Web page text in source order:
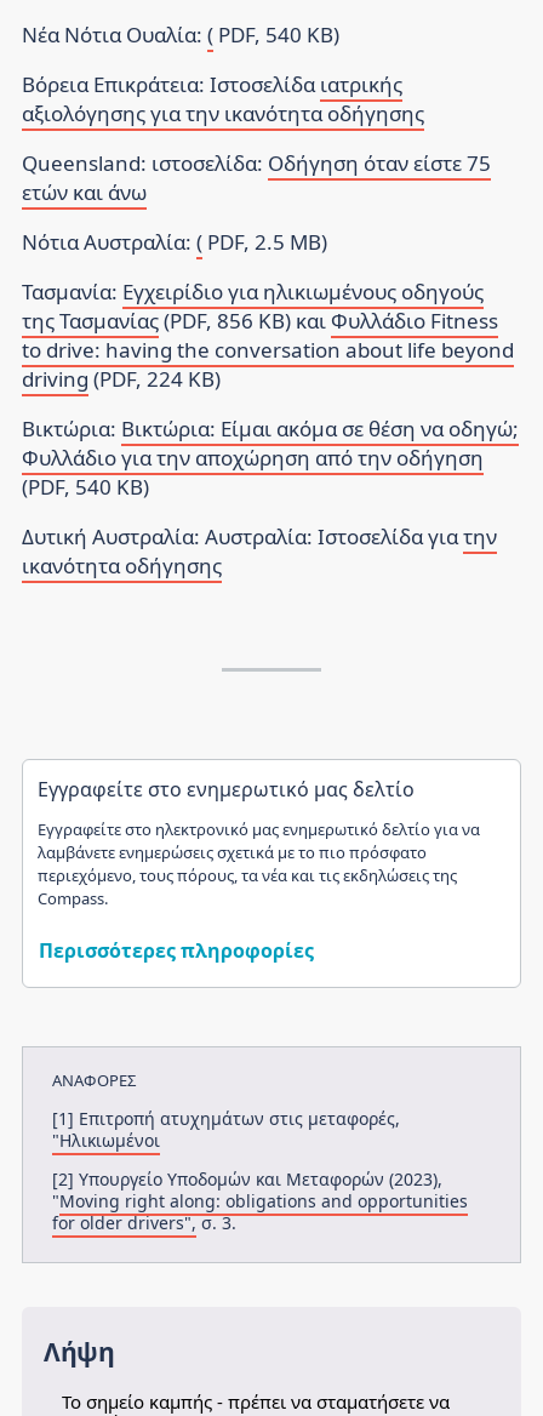
Νέα Νότια Ουαλία: ( PDF, 540 KB)
Βόρεια Επικράτεια: Ιστοσελίδαιατρικής
αξιολόγησης για την ικανότητα οδήγησης
Queensland: ιστοσελίδα: Οδήγηση όταν είστε 75
ετών και άνω
Νότια Αυστραλία: ( PDF, 2.5 MB)
Τασμανία: Εγχειρίδιο για ηλικιωμένους οδηγούς
της Τασμανίας(PDF, 856 KB) καιΦυλλάδιο Fitness
to drive: having the conversation about life beyond
driving (PDF, 224 KB)
Βικτώρια: Βικτώρια: Είμαι ακόμα σε θέση να οδηγώ;
Φυλλάδιο για την αποχώρηση από την οδήγηση
(PDF, 540 KB)
Δυτική Αυστραλία: Αυστραλία: Ιστοσελίδα γιατην
ικανότητα οδήγησης
Εγγραφείτε στο ενημερωτικό μας δελτίο
Εγγραφείτε στο ηλεκτρονικό μας ενημερωτικό δελτίο για να
λαμβάνετε ενημερώσεις σχετικά με το πιο πρόσφατο
περιεχόμενο, τους πόρους, τα νέα και τις εκδηλώσεις της
Compass.
Περισσότερες πληροφορίες
ΑΝΑΦΟΡΈΣ
[1] Επιτροπή ατυχημάτων στις μεταφορές,
"Ηλικιωμένοι
[2] Υπουργείο Υποδομών και Μεταφορών (2023),
"Moving right along: obligations and opportunities
for older drivers",σ. 3.
Λήψη
Το σημείο καμπής - πρέπει να σταματήσετε να